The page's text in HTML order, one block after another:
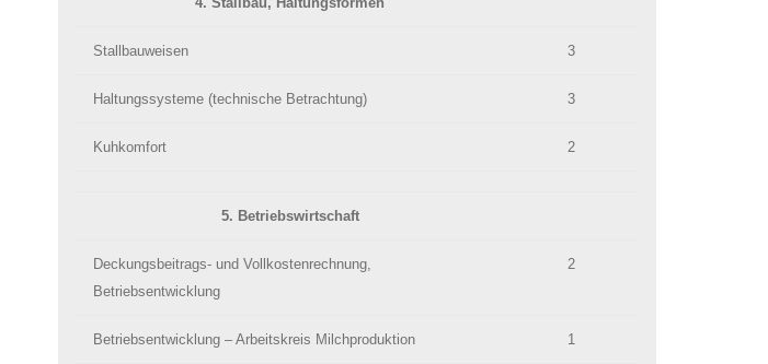
Stallbauweisen 3
Haltungssysteme (technische Betrachtung) 3
Kuhkomfort 2
5. Betriebswirtschaft
Deckungsbeitrags- und Vollkostenrechnung,
Betriebsentwicklung
2
Betriebsentwicklung – Arbeitskreis Milchproduktion 1